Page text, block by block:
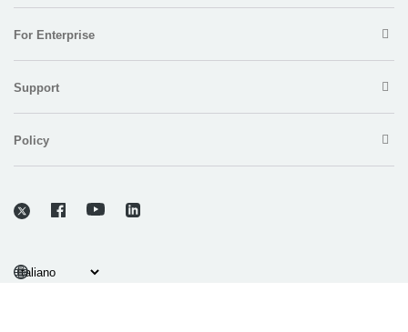
For Enterprise
Support
Policy